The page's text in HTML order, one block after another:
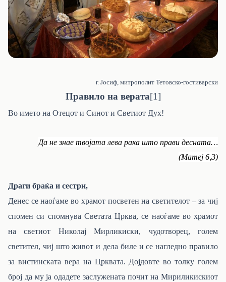
г. Јосиф, митрополит Тетовско-гостиварски
Правило на верата[1]
Во името на Отецот и Синот и Светиот Дух!
Да не знае твојата лева рака што прави десната…
(Матеј 6,3)
Драги браќа и сестри,
Денес се наоѓаме во храмот посветен на светителот – за чиј
спомен си спомнува Светата Црква, се наоѓаме во храмот
на светиот Николај Мирликиски, чудотворец, голем
светител, чиј што живот и дела биле и се нагледно правило
за вистинската вера на Црквата. Дојдовте во толку голем
број да му ја одадете заслужената почит на Мириликискиот